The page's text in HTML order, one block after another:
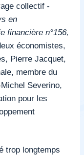
collectif -
en
financière n°156,
économistes,
Pierre Jacquet,
membre du
Severino,
pour les
trop longtemps